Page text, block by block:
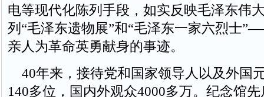
电等现代化陈列手段，如实反映毛泽东伟
列“毛泽东遗物展”和“毛泽东一家六烈士
亲人为革命英勇献身的事迹。
40年来，接待党和国家领导人以及外国
140多位，国内外观众4000多万。纪念馆